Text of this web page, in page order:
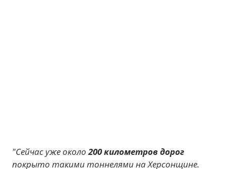
"Сейчас уже около200 километров дорог
покрыто такими тоннелями на Херсонщине.